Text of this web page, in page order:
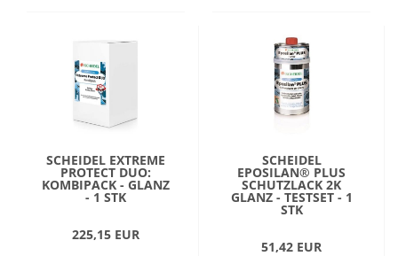
SCHEIDEL EXTREME
PROTECT DUO:
KOMBIPACK - GLANZ
- 1 STK
225,15 EUR
SCHEIDEL
EPOSILAN® PLUS
SCHUTZLACK 2K
GLANZ - TESTSET - 1
STK
51,42 EUR